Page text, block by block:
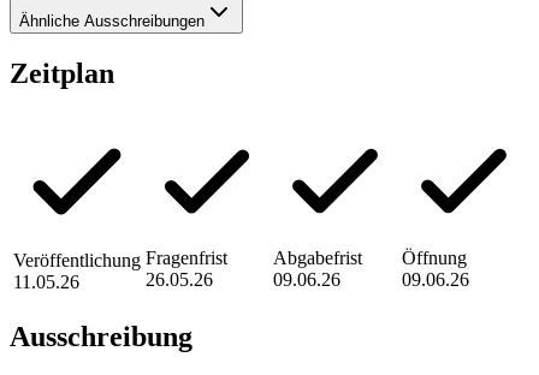
Ähnliche Ausschreibungen
Zeitplan
Veröffentlichung
11.05.26
Fragenfrist
26.05.26
Abgabefrist
09.06.26
Öffnung
09.06.26
Ausschreibung